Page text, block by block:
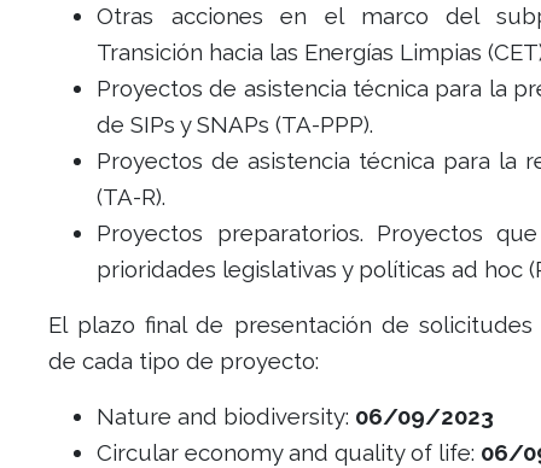
Otras acciones en el marco del
Transición hacia las Energías Limpias
Proyectos de asistencia técnica para la
de SIPs y SNAPs (TA-PPP).
Proyectos de asistencia técnica para la
(TA-R).
Proyectos preparatorios. Proyectos
prioridades legislativas y políticas ad hoc
El plazo final de presentación de
de cada tipo de proyecto:
Nature and biodiversity: 06/09/2023
Circular economy and quality of life: 06/